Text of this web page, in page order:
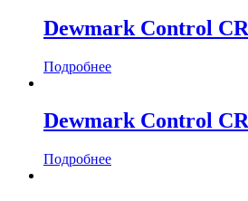
Dewmark Control
Подробнее
Dewmark Control
Подробнее